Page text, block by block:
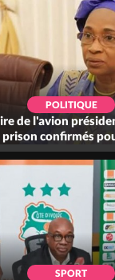
POLITIQUE
de l'avion
prison confirmés
SPORT